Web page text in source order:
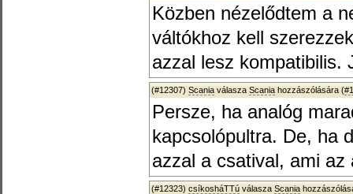
Közben nézelődtem a
váltókhoz kell
azzal lesz kompatibilis.
(#12307) Scania válasza Scania hozzászólására (
Persze, ha analóg
kapcsolópultra. De, ha
azzal a csatival, ami az
(#12323) csíkosháTTú válasza Scania